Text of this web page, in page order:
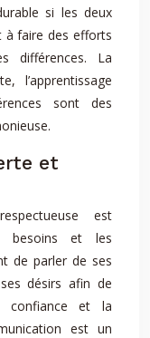
si les deux
à faire des efforts
différences. La
l’apprentissage
sont des
et
est
besoins et les
de parler de ses
désirs afin de
confiance et la
est un